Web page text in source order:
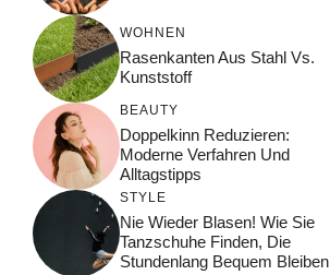
WOHNEN
Rasenkanten Aus Stahl Vs.
Kunststoff
BEAUTY
Doppelkinn Reduzieren:
Moderne Verfahren Und
Alltagstipps
STYLE
Nie Wieder Blasen! Wie Sie
Tanzschuhe Finden, Die
Stundenlang Bequem Bleiben